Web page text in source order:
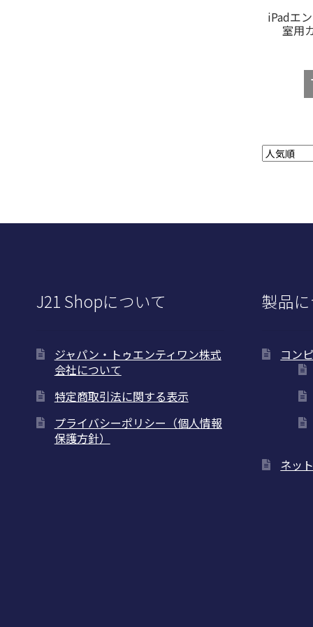
iPadエ
室用
J21 Shopについて
ジャパン・トゥエンティワン株式
会社について
特定商取引法に関する表示
プライバシーポリシー（個人情報
保護方針）
製品
コン
ネッ